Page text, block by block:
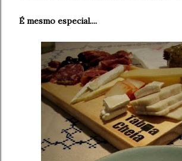
É mesmo especial....